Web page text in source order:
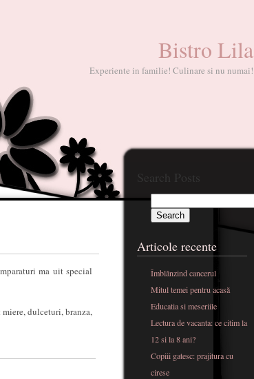
Bistro Lila
Experiente in familie! Culinare si nu numai!
ma uit special
dulceturi, branza,
Search Posts
Articole recente
Îmblânzind cancerul
Mitul temei pentru acasă
Educatia si meseriile
Lectura de vacanta: ce citim la
12 si la 8 ani?
Copiii gatesc: prajitura cu
cirese